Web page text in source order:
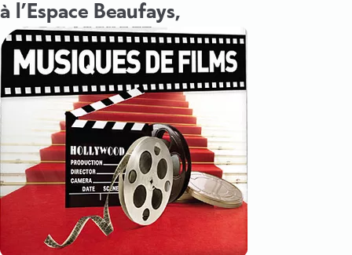
à l’Espace Beaufays,